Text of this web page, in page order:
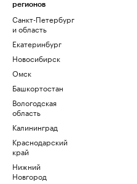
регионов
Санкт-Петербург
и область
Екатеринбург
Новосибирск
Омск
Башкортостан
Вологодская
область
Калининград
Краснодарский
край
Нижний
Новгород